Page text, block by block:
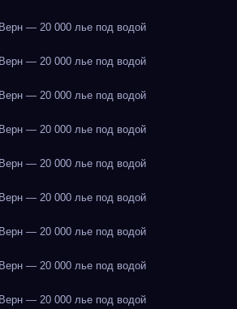
— 20 000 лье под водой
— 20 000 лье под водой
— 20 000 лье под водой
— 20 000 лье под водой
— 20 000 лье под водой
— 20 000 лье под водой
— 20 000 лье под водой
— 20 000 лье под водой
— 20 000 лье под водой